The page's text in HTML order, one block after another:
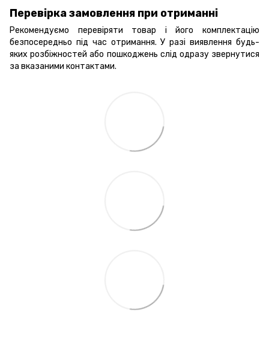
Перевірка замовлення при отриманні
Рекомендуємо перевіряти товар і його комплектацію
безпосередньо під час отримання. У разі виявлення будь-
яких розбіжностей або пошкоджень слід одразу звернутися
за вказаними контактами.